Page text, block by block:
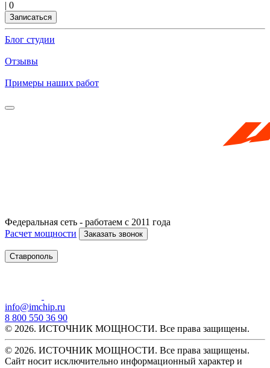
| 0
Записаться
Блог студии
Отзывы
Примеры наших работ
Федеральная сеть - работаем с 2011 года
Расчет мощности
Заказать звонок
Ставрополь
info@imchip.ru
8 800 550 36 90
© 2026. ИСТОЧНИК МОЩНОСТИ. Все права защищены.
© 2026. ИСТОЧНИК МОЩНОСТИ. Все права защищены.
Сайт носит исключительно информационный характер и